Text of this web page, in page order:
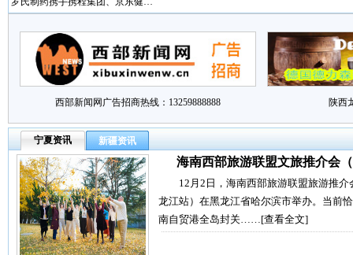
西部新闻网广告招商热线：13259888888 陕西
宁夏资讯 新疆资讯
海南西部旅游联盟文旅推介会
12月2日，海南西部旅游联盟旅游推介
龙江站）在黑龙江省哈尔滨市举办。当前
南自贸港全岛封关……[查看全文]